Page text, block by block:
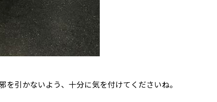
引かないよう、十分に気を付けてくださいね。